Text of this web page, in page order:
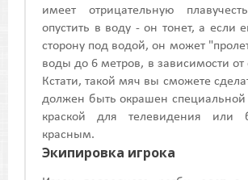
имеет отрицательную
опустить в воду - он тонет, а если
сторону под водой, он может
воды до 6 метров, в зависимости от
Кстати, такой мяч вы сможете
должен быть окрашен специальной
краской для телевидения или
красным.
Экипировка игрока